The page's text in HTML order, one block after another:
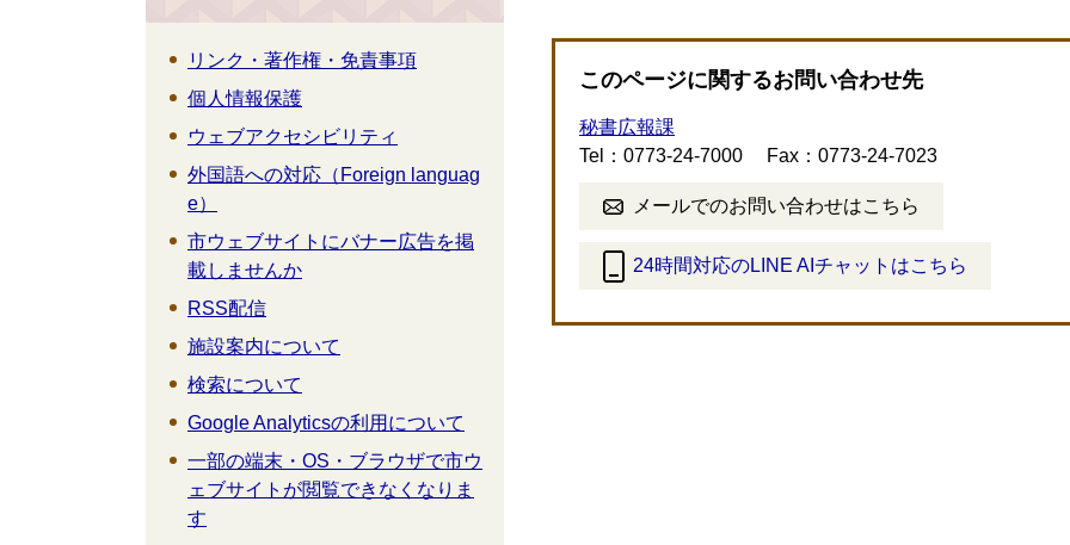
このページに関するお問い合わせ先
秘書広報課
Tel：0773-24-7000
Fax：0773-24-7023
メールでのお問い合わせはこちら
24時間対応のLINE AIチャットはこちら
外
リンク・著作権・免責事項
個人情報保護
ウェブアクセシビリティ
外国語への対応（Foreign languag
e）
市ウェブサイトにバナー広告を掲
載しませんか
RSS配信
施設案内について
検索について
Google Analyticsの利用について
一部の端末・OS・ブラウザで市ウ
ェブサイトが閲覧できなくなりま
す